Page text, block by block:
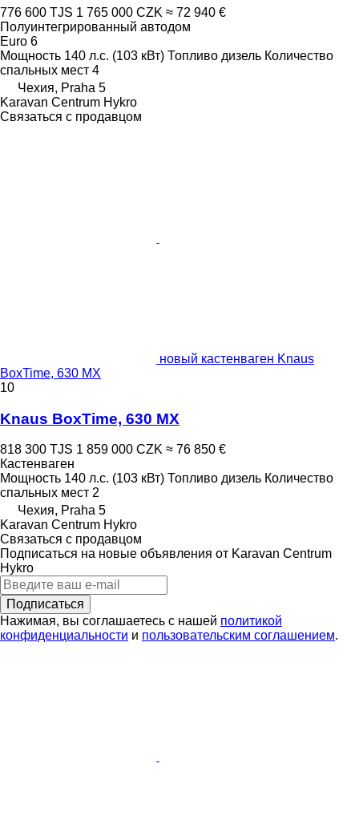
776 600 TJS 1 765 000 CZK ≈ 72 940 €
Полуинтегрированный автодом
Euro 6
Мощность 140 л.с. (103 кВт) Топливо дизель Количество
спальных мест 4
Чехия, Praha 5
Karavan Centrum Hykro
Связаться с продавцом
новый кастенваген Knaus
BoxTime, 630 MX
10
Knaus BoxTime, 630 MX
818 300 TJS 1 859 000 CZK ≈ 76 850 €
Кастенваген
Мощность 140 л.с. (103 кВт) Топливо дизель Количество
спальных мест 2
Чехия, Praha 5
Karavan Centrum Hykro
Связаться с продавцом
Подписаться на новые объявления от Karavan Centrum
Hykro
Подписаться
Нажимая, вы соглашаетесь с нашей политикой
конфиденциальности и пользовательским соглашением.